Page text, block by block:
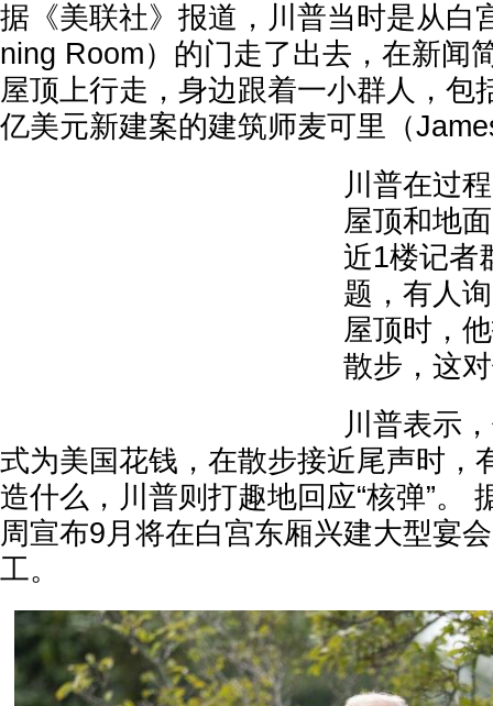
据《美联社》报道，川普当时是从白
ning Room）的门走了出去，在新闻
屋顶上行走，身边跟着一小群人，包
亿美元新建案的建筑师麦可里（
川普在过
屋顶和地
近1楼记者
题，有人
屋顶时，
散步，这
川普表示
式为美国花钱，在散步接近尾声时，
造什么，川普则打趣地回应“核弹”。
周宣布9月将在白宫东厢兴建大型宴
工。